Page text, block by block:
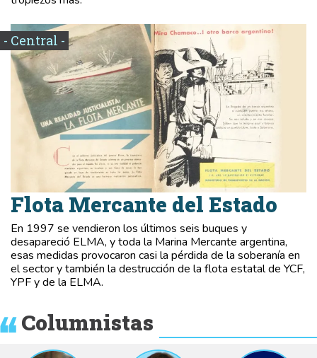
- Central -
Flota Mercante del Estado
En 1997 se vendieron los últimos seis buques y
desapareció ELMA, y toda la Marina Mercante argentina,
esas medidas provocaron casi la pérdida de la soberanía en
el sector y también la destrucción de la flota estatal de YCF,
YPF y de la ELMA.
Columnistas